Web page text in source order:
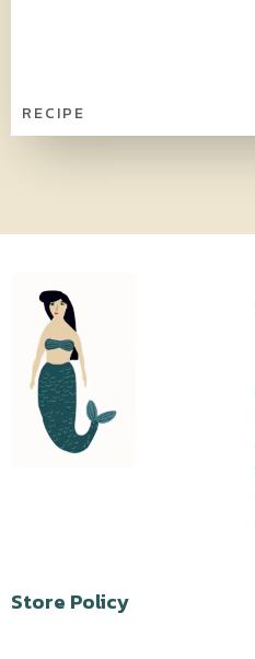
RECIPE
Store Policy